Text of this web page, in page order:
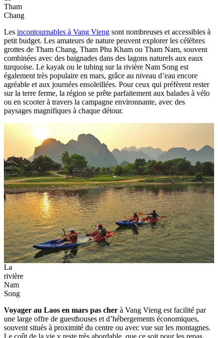
Tham
Chang
Les incontournables à Vang Vieng sont nombreuses et accessibles à
petit budget. Les amateurs de nature peuvent explorer les célèbres
grottes de Tham Chang, Tham Phu Kham ou Tham Nam, souvent
combinées avec des baignades dans des lagons naturels aux eaux
turquoise. Le kayak ou le tubing sur la rivière Nam Song est
également très populaire en mars, grâce au niveau d’eau encore
agréable et aux journées ensoleillées. Pour ceux qui préfèrent rester
sur la terre ferme, la région se prête parfaitement aux balades à vélo
ou en scooter à travers la campagne environnante, avec des
paysages magnifiques à chaque détour.
La
rivière
Nam
Song
Voyager au Laos en mars pas cher à Vang Vieng est facilité par
une large offre de guesthouses et d’hébergements économiques,
souvent situés à proximité du centre ou avec vue sur les montagnes.